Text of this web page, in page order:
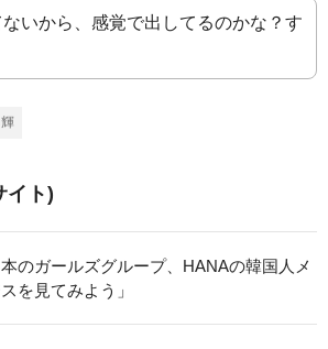
いから、感覚で出してるのかな？す
イト)
のガールズグループ、HANAの韓国人メ
を見てみよう」